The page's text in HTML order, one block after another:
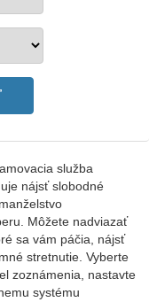
služba
nájsť slobodné
Môžete nadviazať
sa vám páčia, nájsť
stretnutie. Vyberte
zoznámenia, nastavte
systému